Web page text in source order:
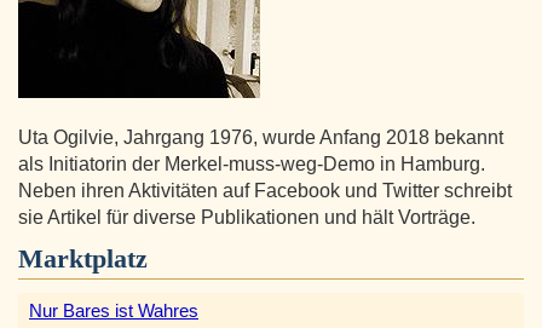
Uta Ogilvie, Jahrgang 1976, wurde Anfang 2018 bekannt
als Initiatorin der Merkel-muss-weg-Demo in Hamburg.
Neben ihren Aktivitäten auf Facebook und Twitter schreibt
sie Artikel für diverse Publikationen und hält Vorträge.
Marktplatz
Nur Bares ist Wahres